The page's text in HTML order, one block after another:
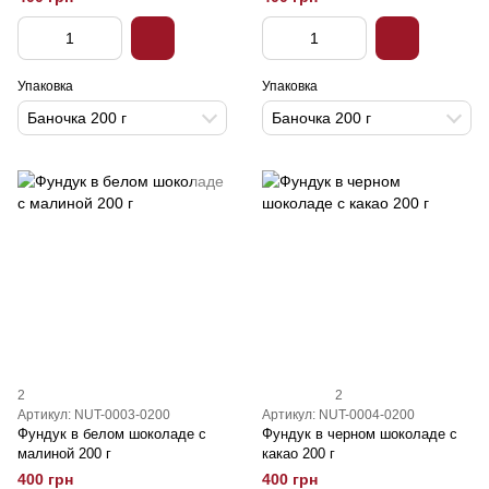
Упаковка
Баночка 200 г
Упаковка
Баночка 200 г
2
Артикул: NUT-0003-0200
Фундук в белом шоколаде с
малиной 200 г
400 грн
2
Артикул: NUT-0004-0200
Фундук в черном шоколаде с
какао 200 г
400 грн